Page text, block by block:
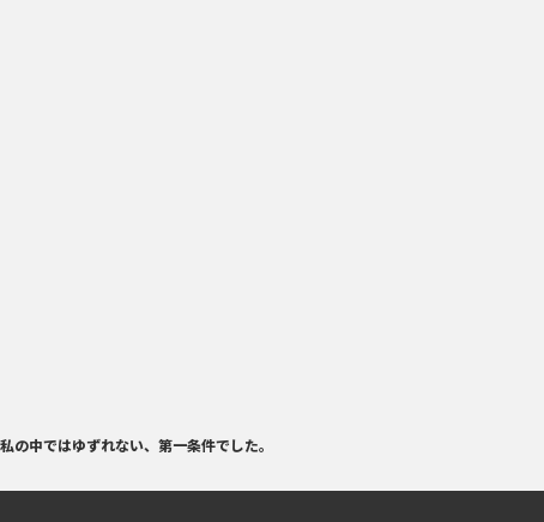
中ではゆずれない、第一条件でした。